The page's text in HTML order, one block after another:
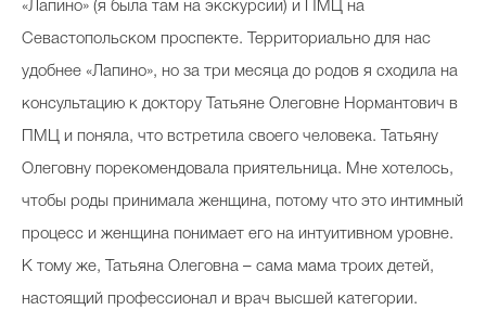
«Лапино» (я была там на экскурсии) и ПМЦ на
Севастопольском проспекте. Территориально для нас
удобнее «Лапино», но за три месяца до родов я сходила на
консультацию к доктору Татьяне Олеговне Нормантович в
ПМЦ и поняла, что встретила своего человека. Татьяну
Олеговну порекомендовала приятельница. Мне хотелось,
чтобы роды принимала женщина, потому что это интимный
процесс и женщина понимает его на интуитивном уровне.
К тому же, Татьяна Олеговна – сама мама троих детей,
настоящий профессионал и врач высшей категории.